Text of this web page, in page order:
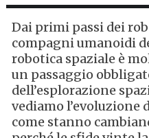
Dai primi passi dei
compagni umanoidi
robotica spaziale è
un passaggio
dell’esplorazione
vediamo l’evoluzione
come stanno